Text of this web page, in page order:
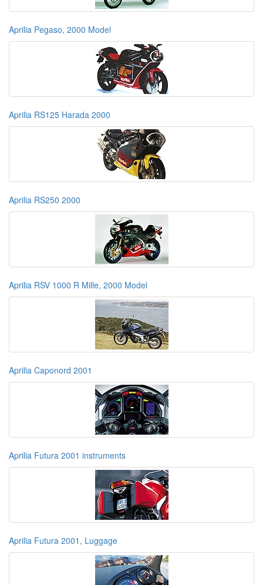
Aprilia Pegaso, 2000 Model
Aprilia RS125 Harada 2000
Aprilia RS250 2000
Aprilia RSV 1000 R Mille, 2000 Model
Aprilia Caponord 2001
Aprilia Futura 2001 instruments
Aprilia Futura 2001, Luggage